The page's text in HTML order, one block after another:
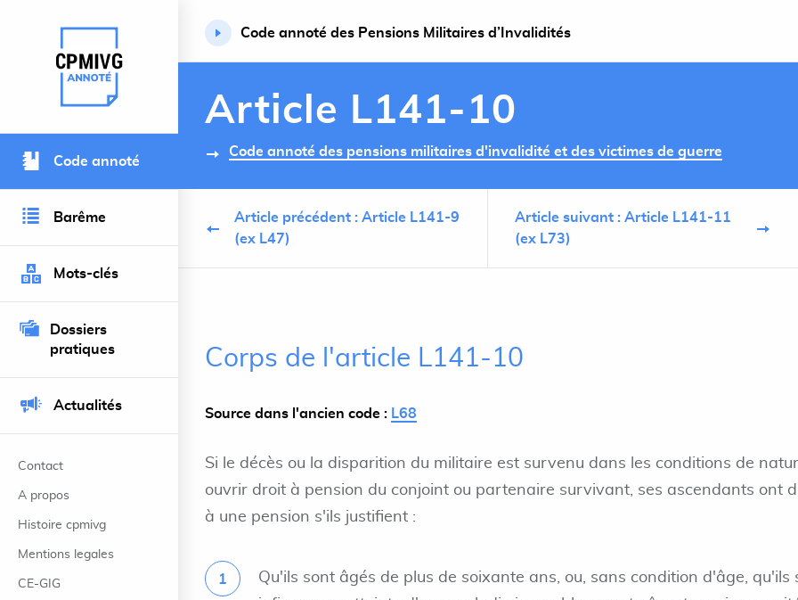
Retour à l’accueil du site
Code annoté
Barême
Mots-clés
Dossiers
pratiques
Actualités
Contact
A propos
Histoire cpmivg
Mentions legales
CE-GIG
Code annoté des Pensions Militaires d’Invalidités
Article L141-10
Code annoté des pensions militaires d'invalidité et des victimes de guerre
Article précédent : Article L141-9
(ex L47)
Article suivant : Article L141-11
(ex L73)
Corps de l'article L141-10
Source dans l'ancien code : L68
Si le décès ou la disparition du militaire est survenu dans les conditions de
ouvrir droit à pension du conjoint ou partenaire survivant, ses ascendants ont
à une pension s'ils justifient :
Qu'ils sont âgés de plus de soixante ans, ou, sans condition d'âge, qu'ils